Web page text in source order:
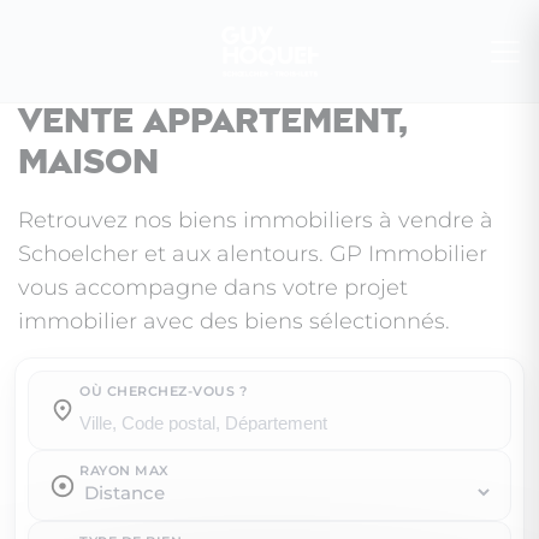
Vente appartement,
maison
Retrouvez nos biens immobiliers à vendre à
Schoelcher et aux alentours. GP Immobilier
vous accompagne dans votre projet
immobilier avec des biens sélectionnés.
OÙ CHERCHEZ-VOUS ?
RAYON MAX